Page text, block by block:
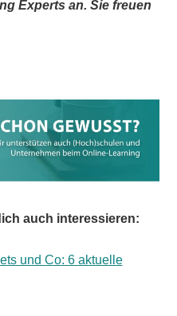
Experts an. Sie freuen
auch interessieren:
und Co: 6 aktuelle